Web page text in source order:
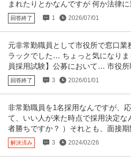
月給31.1万円〜37.4万円
★生活も大事。収入も大事。そのどちらも叶
合会 東京共済病院では、看護…続きを見る
提供：国家
採用 ／ HRオペレーション（採用業務
デジタル庁
リモートワーク
【職種】人事＞採用 【業種】その他（教育
性などに応じ、当該求人をビ…続きを見る
まれたりとかなんですが 何か法律
ますか
回答終了 1 2026/07/01
元非常勤職員として市役所で窓口業
ラックでした… ちょっと気になり
員採用試験】公募において… 市役
方々は
回答終了 3 2026/01/01
非常勤職員を1名採用なんですが、
て、いい人が来た時点で採用決定な
者勝ちですか？ ）それとも、面接
解決済み 3 2024/02/26